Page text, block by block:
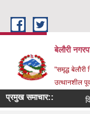
बेलौरी
"समृद्ध बेलौरी
उत्थानशील
प्रमुख समाचार::